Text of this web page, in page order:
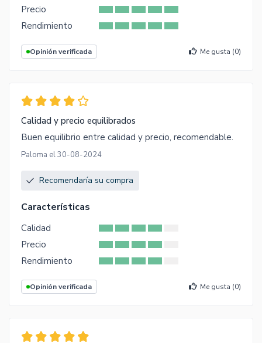
Precio
Rendimiento
Opinión verificada Me gusta (0)
Calidad y precio equilibrados
Buen equilibrio entre calidad y precio, recomendable.
Paloma el 30-08-2024
Recomendaría su compra
Características
Calidad
Precio
Rendimiento
Opinión verificada Me gusta (0)